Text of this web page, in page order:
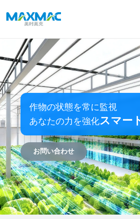
作物の状態を常に監視
あなたの力を強化スマー
お問い合わせ